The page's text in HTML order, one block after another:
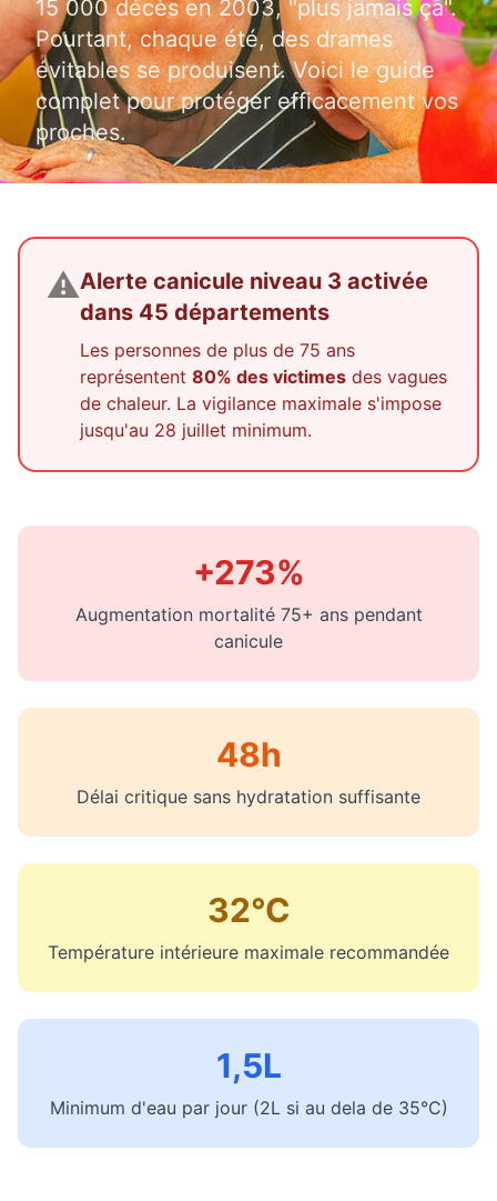
15 000 décès en 2003, "plus jamais ça".
Pourtant, chaque été, des drames
évitables se produisent. Voici le guide
complet pour protéger efficacement vos
proches.
⚠️Alerte canicule niveau 3 activée
dans 45 départements
Les personnes de plus de 75 ans
représentent 80% des victimes des vagues
de chaleur. La vigilance maximale s'impose
jusqu'au 28 juillet minimum.
+273%
Augmentation mortalité 75+ ans pendant
canicule
48h
Délai critique sans hydratation suffisante
32°C
Température intérieure maximale recommandée
1,5L
Minimum d'eau par jour (2L si au dela de 35°C)